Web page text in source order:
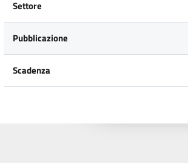
Settore
Pubblicazione
Scadenza